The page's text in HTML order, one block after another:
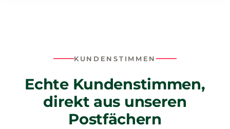
KUNDENSTIMMEN
Echte Kundenstimmen,
direkt aus unseren
Postfächern